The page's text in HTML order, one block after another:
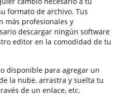
formato de archivo. Tus
más profesionales y
descargar ningún software
editor en la comodidad de tu
disponible para agregar un
la nube, arrastra y suelta tu
de un enlace, etc.